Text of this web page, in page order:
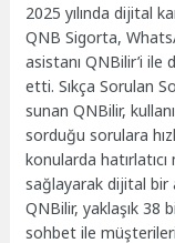
2025 yılında dijital
QNB Sigorta,
asistanı QNBilir’i
etti. Sıkça Sorulan
sunan QNBilir,
sorduğu sorulara
konularda
sağlayarak dijital bir
QNBilir, yaklaşık 38
sohbet ile